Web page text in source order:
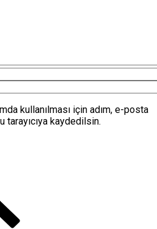
kullanılması için adım, e-posta
kaydedilsin.